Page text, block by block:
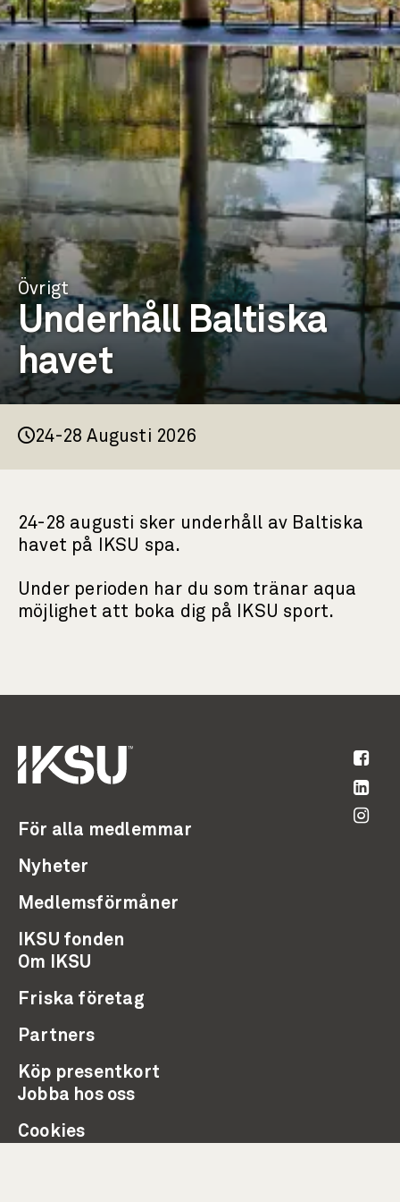
Övrigt
Underhåll Baltiska
havet
24-28 Augusti 2026
24-28 augusti sker underhåll av Baltiska
havet på IKSU spa.
Under perioden har du som tränar aqua
möjlighet att boka dig på IKSU sport.
För alla medlemmar
Nyheter
Medlemsförmåner
IKSU fonden
Om IKSU
Friska företag
Partners
Köp presentkort
Jobba hos oss
Cookies